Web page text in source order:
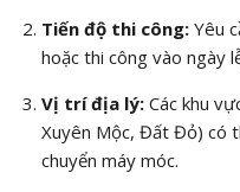
Tiến độ thi công:Yêu
hoặc thi công vào ngày
Vị trí địa lý:Các khu
Xuyên Mộc, Đất Đỏ) có
chuyển máy móc.